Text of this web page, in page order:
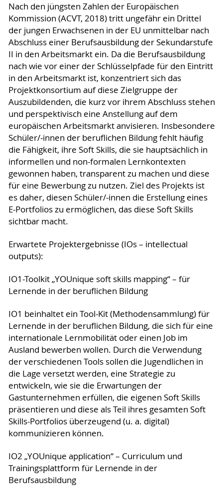
Nach den jüngsten Zahlen der Europäischen
Kommission (ACVT, 2018) tritt ungefähr ein Drittel
der jungen Erwachsenen in der EU unmittelbar nach
Abschluss einer Berufsausbildung der Sekundarstufe
II in den Arbeitsmarkt ein. Da die Berufsausbildung
nach wie vor einer der Schlüsselpfade für den Eintritt
in den Arbeitsmarkt ist, konzentriert sich das
Projektkonsortium auf diese Zielgruppe der
Auszubildenden, die kurz vor ihrem Abschluss stehen
und perspektivisch eine Anstellung auf dem
europäischen Arbeitsmarkt anvisieren. Insbesondere
Schüler/-innen der beruflichen Bildung fehlt häufig
die Fähigkeit, ihre Soft Skills, die sie hauptsächlich in
informellen und non-formalen Lernkontexten
gewonnen haben, transparent zu machen und diese
für eine Bewerbung zu nutzen. Ziel des Projekts ist
es daher, diesen Schüler/-innen die Erstellung eines
E-Portfolios zu ermöglichen, das diese Soft Skills
sichtbar macht.
Erwartete Projektergebnisse (IOs – intellectual
outputs):
IO1-Toolkit „YOUnique soft skills mapping“ – für
Lernende in der beruflichen Bildung
IO1 beinhaltet ein Tool-Kit (Methodensammlung) für
Lernende in der beruflichen Bildung, die sich für eine
internationale Lernmobilität oder einen Job im
Ausland bewerben wollen. Durch die Verwendung
der verschiedenen Tools sollen die Jugendlichen in
die Lage versetzt werden, eine Strategie zu
entwickeln, wie sie die Erwartungen der
Gastunternehmen erfüllen, die eigenen Soft Skills
präsentieren und diese als Teil ihres gesamten Soft
Skills-Portfolios überzeugend (u. a. digital)
kommunizieren können.
IO2 „YOUnique application“ – Curriculum und
Trainingsplattform für Lernende in der
Berufsausbildung